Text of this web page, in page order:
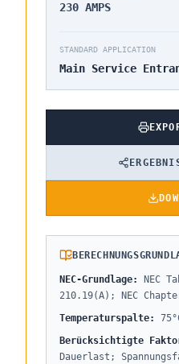
230 AMPS
STANDARD APPLICATION
Main Service
NEC-Grundlage:
NEC
210.19(A); NEC
Temperaturspalte:
Berücksichtigte
Dauerlast;